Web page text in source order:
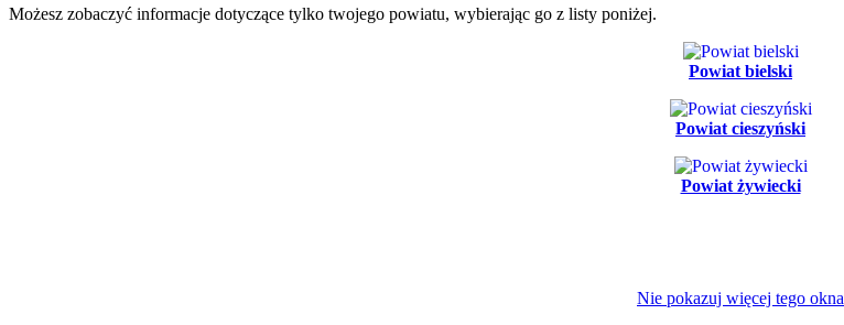
Możesz zobaczyć informacje dotyczące tylko twojego powiatu, wybierając go z listy poniżej.
Powiat bielski
Powiat cieszyński
Powiat żywiecki
Nie pokazuj więcej tego okna